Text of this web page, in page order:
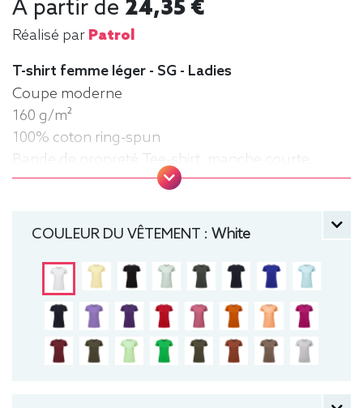
A partir de 24,35 €
Réalisé par Patrol
T-shirt femme léger - SG - Ladies
Coupe moderne
160 g/m²
100% coton ring-spun
Bande de propreté Tee-shirt, manche courte,
Léger, Femme, Col rond
COULEUR DU VÊTEMENT : White